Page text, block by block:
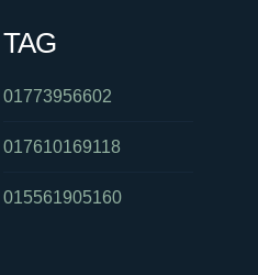
TAG
01773956602
017610169118
015561905160